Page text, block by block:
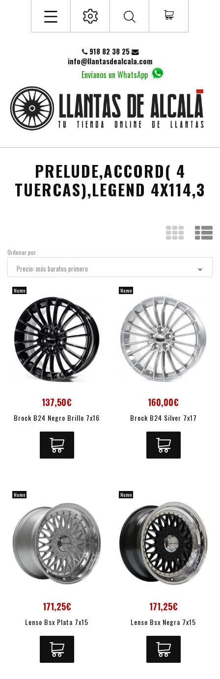
Envíanos un WhatsApp
918 82 38 25
info@llantasdealcala.com
PRELUDE,ACCORD( 4
TUERCAS),LEGEND 4X114,3
Ordenar por
Precio: más baratos primero
Nuevo
137,50€
Brock B24 Negro Brillo 7x16
Nuevo
160,00€
Brock B24 Silver 7x17
Nuevo
171,25€
Lenso Bsx Plata 7x15
Nuevo
171,25€
Lenso Bsx Negra 7x15